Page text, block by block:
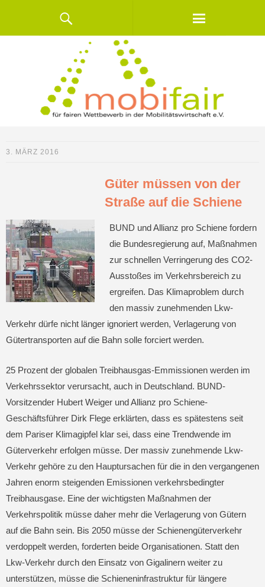
3. MÄRZ 2016
Güter müssen von der
Straße auf die Schiene
BUND und Allianz pro Schiene fordern
die Bundesregierung auf, Maßnahmen
zur schnellen Verringerung des CO2-
Ausstoßes im Verkehrsbereich zu
ergreifen. Das Klimaproblem durch
den massiv zunehmenden Lkw-
Verkehr dürfe nicht länger ignoriert werden, Verlagerung von
Gütertransporten auf die Bahn solle forciert werden.
25 Prozent der globalen Treibhausgas-Emmissionen werden im
Verkehrssektor verursacht, auch in Deutschland. BUND-
Vorsitzender Hubert Weiger und Allianz pro Schiene-
Geschäftsführer Dirk Flege erklärten, dass es spätestens seit
dem Pariser Klimagipfel klar sei, dass eine Trendwende im
Güterverkehr erfolgen müsse. Der massiv zunehmende Lkw-
Verkehr gehöre zu den Hauptursachen für die in den vergangenen
Jahren enorm steigenden Emissionen verkehrsbedingter
Treibhausgase. Eine der wichtigsten Maßnahmen der
Verkehrspolitik müsse daher mehr die Verlagerung von Gütern
auf die Bahn sein. Bis 2050 müsse der Schienengüterverkehr
verdoppelt werden, forderten beide Organisationen. Statt den
Lkw-Verkehr durch den Einsatz von Gigalinern weiter zu
unterstützen, müsse die Schieneninfrastruktur für längere